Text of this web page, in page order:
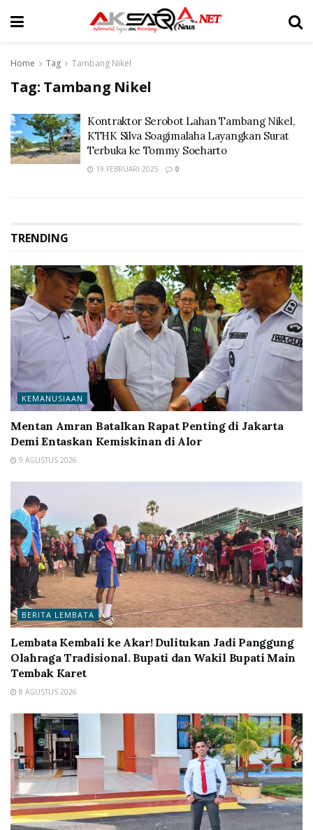
Home Tag Tambang Nikel
Tag: Tambang Nikel
Kontraktor Serobot Lahan Tambang Nikel,
KTHK Silva Soagimalaha Layangkan Surat
Terbuka ke Tommy Soeharto
19 FEBRUARI 2025 0
TRENDING
KEMANUSIAAN
Mentan Amran Batalkan Rapat Penting di Jakarta
Demi Entaskan Kemiskinan di Alor
9 AGUSTUS 2026
BERITA LEMBATA
Lembata Kembali ke Akar! Dulitukan Jadi Panggung
Olahraga Tradisional. Bupati dan Wakil Bupati Main
Tembak Karet
8 AGUSTUS 2026